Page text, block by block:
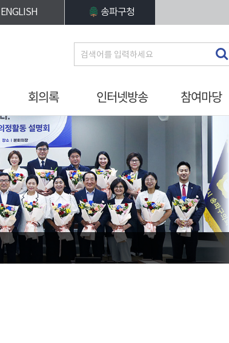
ENGLISH 송파구청
회의록 인터넷방송 참여마당